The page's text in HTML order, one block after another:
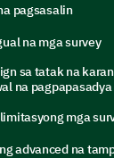
need
pagsasalin
na mga survey
sa tatak na
na pagpapasadya
mga
advanced na